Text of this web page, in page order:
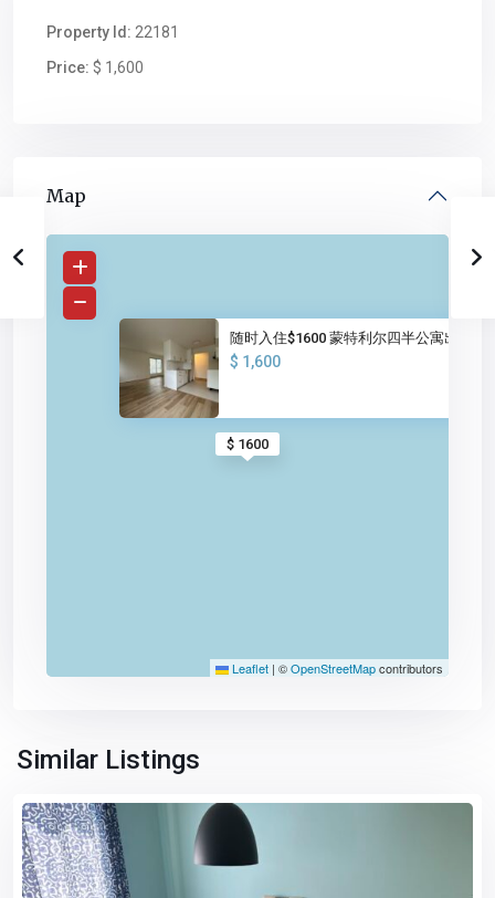
Property Id: 22181
Price: $ 1,600
Map
$ 1600
随时入住$1600 蒙特利尔四半公寓出租
$ 1,600
Leaflet | ©OpenStreetMapcontributors
Similar Listings